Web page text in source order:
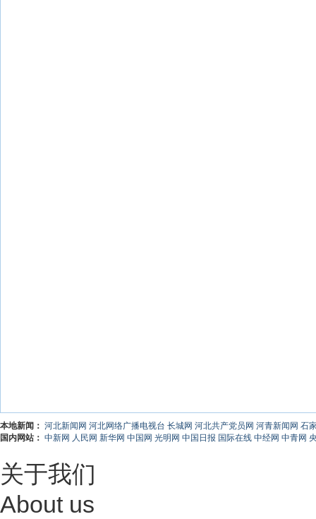
本地新闻： 河北新闻网 河北网络广播电视台 长城网 河北共产党员网 河青新闻网 石
国内网站： 中新网 人民网 新华网 中国网 光明网 中国日报 国际在线 中经网 中青网
关于我们
About us